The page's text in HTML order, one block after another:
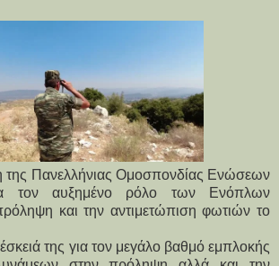
της Πανελλήνιας Ομοσπονδίας Ενώσεων
τον αυξημένο ρόλο των Ενόπλων
και την αντιμετώπιση φωτιών το
της για τον μεγάλο βαθμό εμπλοκής